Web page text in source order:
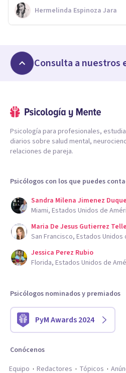
Hermelinda Espinoza Jara
Consulta a nuestros
Psicología para profesionales,
diarios sobre salud mental,
relaciones de pareja.
Psicólogos con los que puedes
Sandra Milena Jimenez Duque
Miami, Estados Unidos de
Maria De Jesus Gutierrez
San Francisco, Estados Unidos
Jessica Perez Rubio
Florida, Estados Unidos de
Psicólogos nominados y premiados
PyM Awards 2024
Conócenos
Equipo
Redactores Tópicos